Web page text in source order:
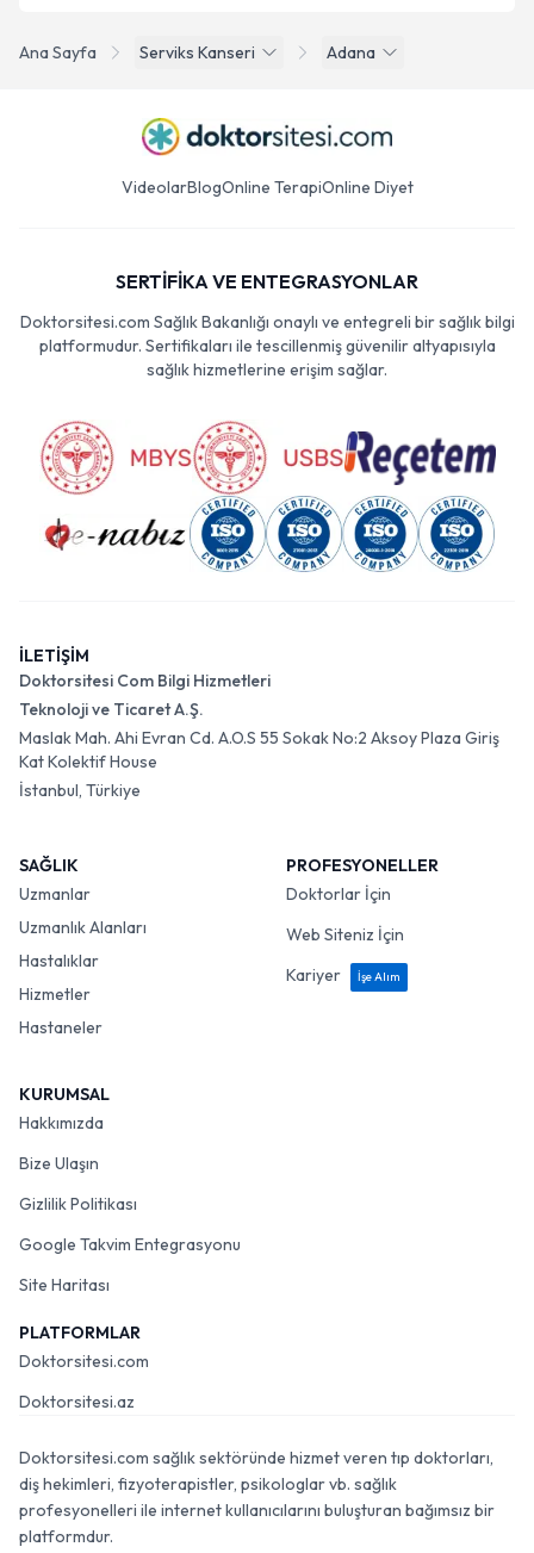
Ana Sayfa Serviks Kanseri Adana
VideolarBlogOnline TerapiOnline Diyet
SERTİFİKA VE ENTEGRASYONLAR
Doktorsitesi.com Sağlık Bakanlığı onaylı ve entegreli bir sağlık bilgi
platformudur. Sertifikaları ile tescillenmiş güvenilir altyapısıyla
sağlık hizmetlerine erişim sağlar.
İLETİŞİM
Doktorsitesi Com Bilgi Hizmetleri
Teknoloji ve Ticaret A.Ş.
Maslak Mah. Ahi Evran Cd. A.O.S 55 Sokak No:2 Aksoy Plaza Giriş
Kat Kolektif House
İstanbul, Türkiye
SAĞLIK
Uzmanlar
Uzmanlık Alanları
Hastalıklar
Hizmetler
Hastaneler
PROFESYONELLER
Doktorlar İçin
Web Siteniz İçin
Kariyer
İşe Alım
KURUMSAL
Hakkımızda
Bize Ulaşın
Gizlilik Politikası
Google Takvim Entegrasyonu
Site Haritası
PLATFORMLAR
Doktorsitesi.com
Doktorsitesi.az
Doktorsitesi.com sağlık sektöründe hizmet veren tıp doktorları,
diş hekimleri, fizyoterapistler, psikologlar vb. sağlık
profesyonelleri ile internet kullanıcılarını buluşturan bağımsız bir
platformdur.